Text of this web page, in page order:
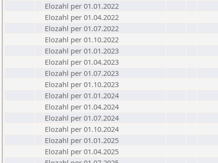
Elozahl per 01.01.2022
Elozahl per 01.04.2022
Elozahl per 01.07.2022
Elozahl per 01.10.2022
Elozahl per 01.01.2023
Elozahl per 01.04.2023
Elozahl per 01.07.2023
Elozahl per 01.10.2023
Elozahl per 01.01.2024
Elozahl per 01.04.2024
Elozahl per 01.07.2024
Elozahl per 01.10.2024
Elozahl per 01.01.2025
Elozahl per 01.04.2025